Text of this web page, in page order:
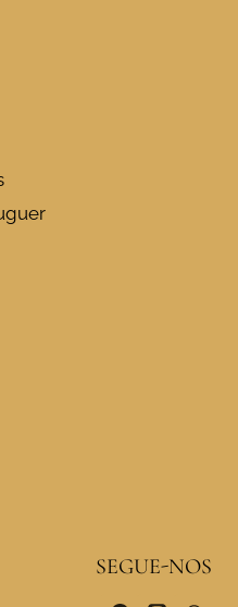
SEGUE-NOS